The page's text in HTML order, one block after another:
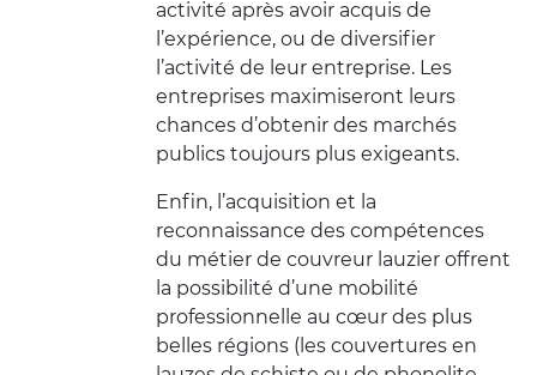
activité après avoir acquis de
l’expérience, ou de diversifier
l’activité de leur entreprise. Les
entreprises maximiseront leurs
chances d’obtenir des marchés
publics toujours plus exigeants.
Enfin, l’acquisition et la
reconnaissance des compétences
du métier de couvreur lauzier offrent
la possibilité d’une mobilité
professionnelle au cœur des plus
belles régions (les couvertures en